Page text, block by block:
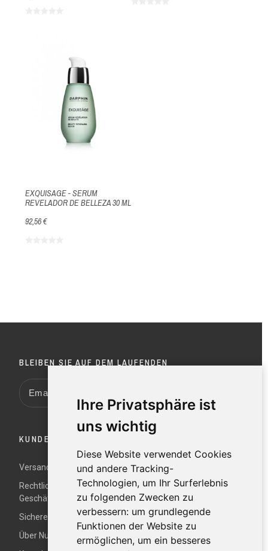
Ihre Privatsphäre ist
uns wichtig
Diese Website verwendet Cookies
und andere Tracking-
Technologien, um Ihr Surferlebnis
zu folgenden Zwecken zu
verbessern: um grundlegende
Funktionen der Website zu
ermöglichen, um ein besseres
EXQUISAGE - SERUM
REVELADOR DE BELLEZA 30 ML
92,56 €
BLEIBEN SIE AUF DEM LAUFENDEN
KUNDENDIENST
Versand und Rücksendungen
Rechtliche Hinweise und Allgemeine
Geschäftsbedingungen
Sichere Zahlung
Über Nur